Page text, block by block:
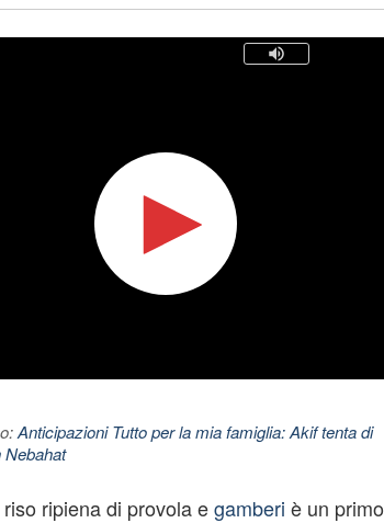
Anticipazioni Tutto per la mia famiglia: Akif tenta di
ripiena di provola egamberi è un primo